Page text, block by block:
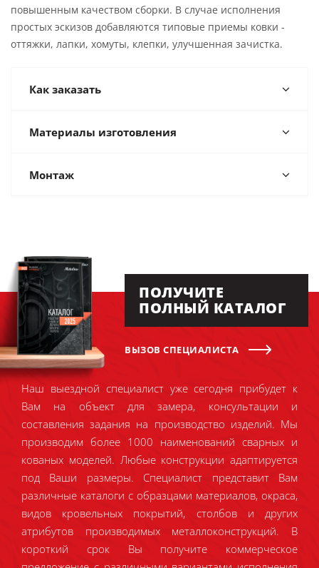
повышенным качеством сборки. В случае исполнения
простых эскизов добавляются типовые приемы ковки -
оттяжки, лапки, хомуты, клепки, улучшенная зачистка.
Как заказать
Материалы изготовления
Монтаж
ПОЛУЧИТЕ
ПОЛНЫЙ КАТАЛОГ
ВЫЗОВ СПЕЦИАЛИСТА
Наш выездной специалист уже сегодня прибудет к
Вам на объект для замера, консультации и
составления задания на производство изделий. Мы
производим более 1000 наименований сварных и
кованых моделей. Любые конструкции адаптируется
под Ваши размеры. Специалист представит Вам
различные каталоги с образцами материалов, окраса,
видов кровельных покрытий, столбов и других
атрибутов производимых металлоконструкций. В
короткий срок Вы получите коммерческое